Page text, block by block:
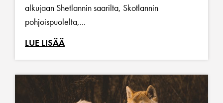
alkujaan Shetlannin saarilta, Skotlannin
pohjoispuolelta,...
LUE LISÄÄ